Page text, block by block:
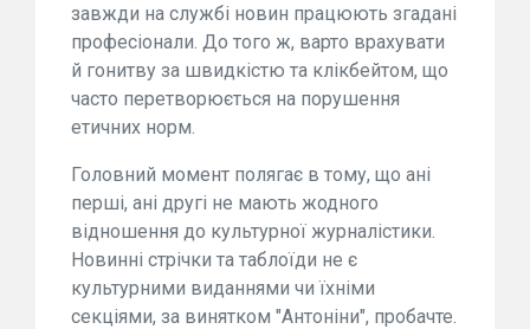
завжди на службі новин працюють згадані
професіонали. До того ж, варто врахувати
й гонитву за швидкістю та клікбейтом, що
часто перетворюється на порушення
етичних норм.
Головний момент полягає в тому, що ані
перші, ані другі не мають жодного
відношення до культурної журналістики.
Новинні стрічки та таблоїди не є
культурними виданнями чи їхніми
секціями, за винятком "Антоніни", пробачте.